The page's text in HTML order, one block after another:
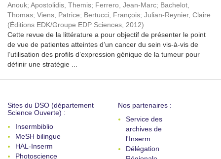
Anouk; Apostolidis, Themis; Ferrero, Jean-Marc; Bachelot,
Thomas; Viens, Patrice; Bertucci, François; Julian-Reynier, Claire
(Éditions EDK/Groupe EDP Sciences, 2012)
Cette revue de la littérature a pour objectif de présenter le point
de vue de patientes atteintes d’un cancer du sein vis-à-vis de
l’utilisation des profils d’expression génique de la tumeur pour
définir une stratégie ...
Sites du DSO (département
Science Ouverte) :
Insermbiblio
MeSH bilingue
HAL-Inserm
Photoscience
Nos partenaires :
Service des
archives de
l'Inserm
Délégation